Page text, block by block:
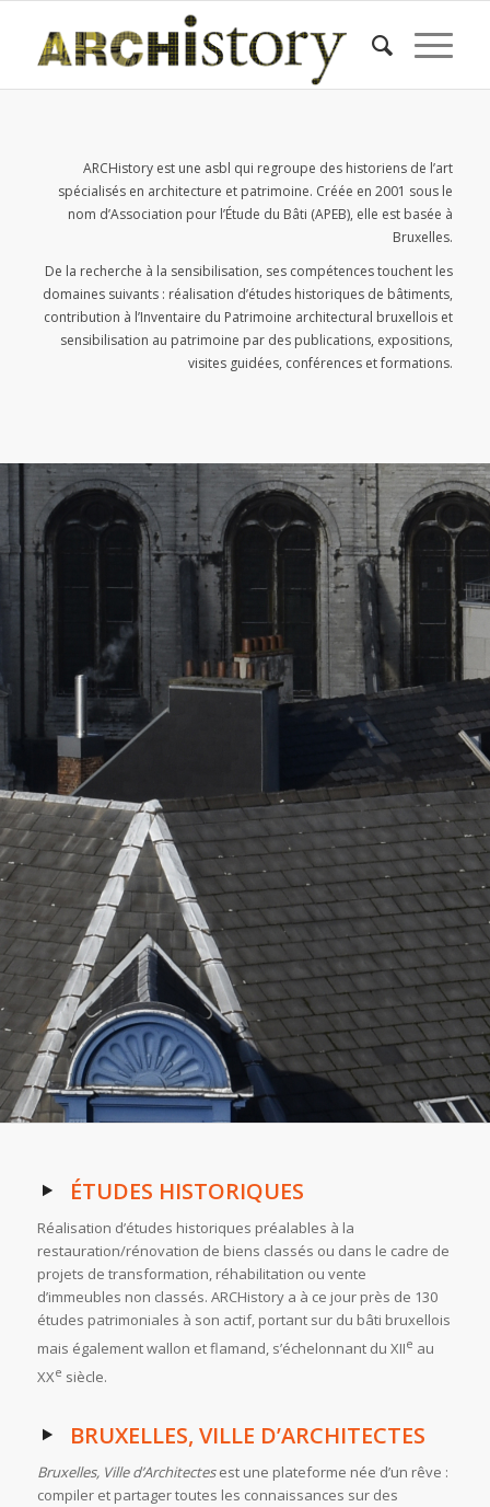
ARCHistory est une asbl qui regroupe des historiens de l’art
spécialisés en architecture et patrimoine. Créée en 2001 sous le
nom d’Association pour l’Étude du Bâti (APEB), elle est basée à
Bruxelles.
De la recherche à la sensibilisation, ses compétences touchent les
domaines suivants : réalisation d’études historiques de bâtiments,
contribution à l’Inventaire du Patrimoine architectural bruxellois et
sensibilisation au patrimoine par des publications, expositions,
visites guidées, conférences et formations.
ÉTUDES HISTORIQUES
Réalisation d’études historiques préalables à la
restauration/rénovation de biens classés ou dans le cadre de
projets de transformation, réhabilitation ou vente
d’immeubles non classés. ARCHistory a à ce jour près de 130
études patrimoniales à son actif, portant sur du bâti bruxellois
mais également wallon et flamand, s’échelonnant du XIIe au
XXe siècle.
BRUXELLES, VILLE D’ARCHITECTES
Bruxelles, Ville d’Architectesest une plateforme née d’un rêve :
compiler et partager toutes les connaissances sur des